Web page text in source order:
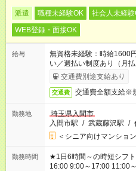
派遣 職種未経験OK 社会人未経験
WEB登録・面接OK
給与
無資格未経験：時給
い／週払い制度あり（月
完了次第のお支払いとなり
交通費別途支給あり
交通費 交通費全額支給※
勤務地
埼玉県入間市
入間市駅 / 武蔵藤沢駅 /
＜シニア向けマンショ
勤務時間
★1日6時間～の時短シフトOK ★スタート時間選べます
16:00 9:00～17:00 11:00～19:00